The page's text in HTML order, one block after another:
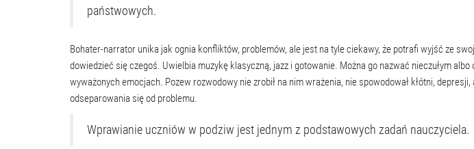
państwowych.
Bohater-narrator unika jak ognia konfliktów, problemów, ale jest na tyle ciekawy, że potrafi wyjść ze
dowiedzieć się czegoś. Uwielbia muzykę klasyczną, jazz i gotowanie. Można go nazwać nieczułym albo
wyważonych emocjach. Pozew rozwodowy nie zrobił na nim wrażenia, nie spowodował kłótni, depresji,
odseparowania się od problemu.
Wprawianie uczniów w podziw jest jednym z podstawowych zadań nauczyciela.